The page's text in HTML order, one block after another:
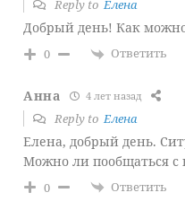
Reply toЕлена
Добрый день! Как можно
0 Ответить
Анна 4 лет назад
Reply to Елена
Елена, добрый день.
Можно ли пообщаться с
0 Ответить